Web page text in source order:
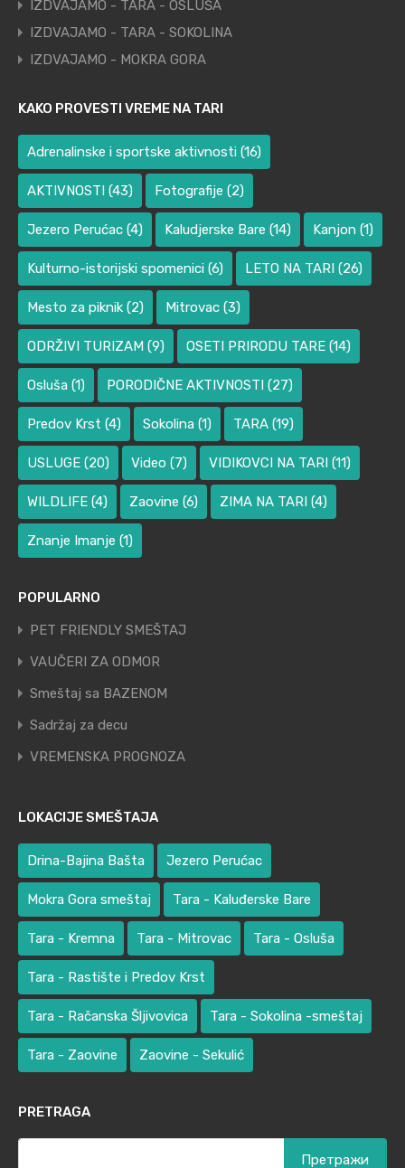
IZDVAJAMO - TARA - OSLUŠA
IZDVAJAMO - TARA - SOKOLINA
IZDVAJAMO - MOKRA GORA
KAKO PROVESTI VREME NA TARI
Adrenalinske i sportske aktivnosti (16)
AKTIVNOSTI (43) Fotografije (2)
Jezero Perućac (4) Kaludjerske Bare (14) Kanjon (1)
Kulturno-istorijski spomenici (6) LETO NA TARI (26)
Mesto za piknik (2) Mitrovac (3)
ODRŽIVI TURIZAM (9) OSETI PRIRODU TARE (14)
Osluša (1) PORODIČNE AKTIVNOSTI (27)
Predov Krst (4) Sokolina (1) TARA (19)
USLUGE (20) Video (7) VIDIKOVCI NA TARI (11)
WILDLIFE (4) Zaovine (6) ZIMA NA TARI (4)
Znanje Imanje (1)
POPULARNO
PET FRIENDLY SMEŠTAJ
VAUČERI ZA ODMOR
Smeštaj sa BAZENOM
Sadržaj za decu
VREMENSKA PROGNOZA
LOKACIJE SMEŠTAJA
Drina-Bajina Bašta Jezero Perućac
Mokra Gora smeštaj Tara - Kaluđerske Bare
Tara - Kremna Tara - Mitrovac Tara - Osluša
Tara - Rastište i Predov Krst
Tara - Račanska Šljivovica Tara - Sokolina -smeštaj
Tara - Zaovine Zaovine - Sekulić
PRETRAGA